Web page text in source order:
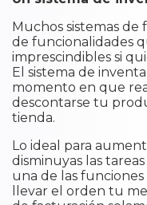
Muchos sistemas
de funcionalidades
imprescindibles si
El sistema de
momento en que
descontarse tu
tienda.
Lo ideal para
disminuyas las
una de las funciones
llevar el orden tu